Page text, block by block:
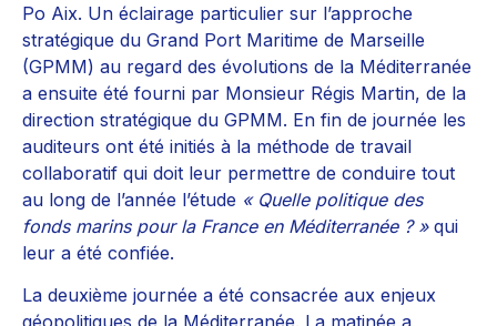
Po Aix. Un éclairage particulier sur l’approche
stratégique du Grand Port Maritime de Marseille
(GPMM) au regard des évolutions de la Méditerranée
a ensuite été fourni par Monsieur Régis Martin, de la
direction stratégique du GPMM. En fin de journée les
auditeurs ont été initiés à la méthode de travail
collaboratif qui doit leur permettre de conduire tout
au long de l’année l’étude « Quelle politique des
fonds marins pour la France en Méditerranée ? »qui
leur a été confiée.
La deuxième journée a été consacrée aux enjeux